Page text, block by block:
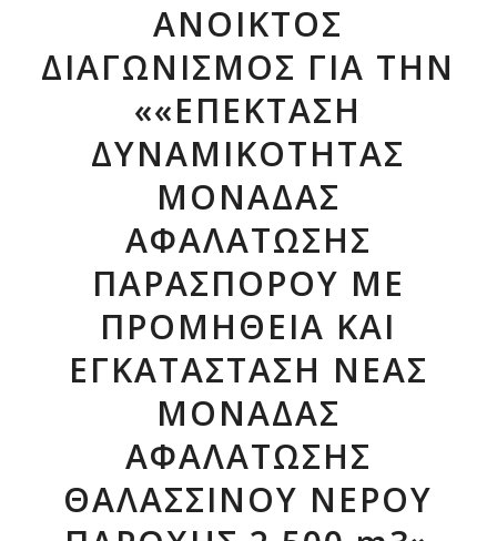
ΑΝΟΙΚΤΟΣ
ΔΙΑΓΩΝΙΣΜΟΣ ΓΙΑ ΤΗΝ
««ΕΠΕΚΤΑΣΗ
ΔΥΝΑΜΙΚΟΤΗΤΑΣ
ΜΟΝΑΔΑΣ
ΑΦΑΛΑΤΩΣΗΣ
ΠΑΡΑΣΠΟΡΟΥ ΜΕ
ΠΡΟΜΗΘΕΙΑ ΚΑΙ
ΕΓΚΑΤΑΣΤΑΣΗ ΝΕΑΣ
ΜΟΝΑΔΑΣ
ΑΦΑΛΑΤΩΣΗΣ
ΘΑΛΑΣΣΙΝΟΥ ΝΕΡΟΥ